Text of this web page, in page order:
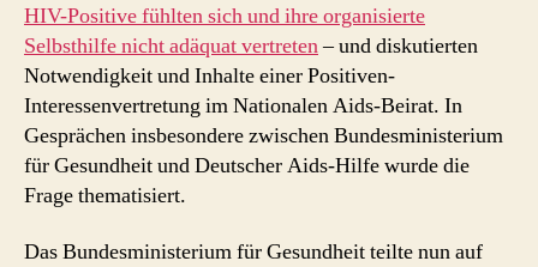
HIV-Positive fühlten sich und ihre organisierte
Selbsthilfe nicht adäquat vertreten– und diskutierten
Notwendigkeit und Inhalte einer Positiven-
Interessenvertretung im Nationalen Aids-Beirat. In
Gesprächen insbesondere zwischen Bundesministerium
für Gesundheit und Deutscher Aids-Hilfe wurde die
Frage thematisiert.
Das Bundesministerium für Gesundheit teilte nun auf